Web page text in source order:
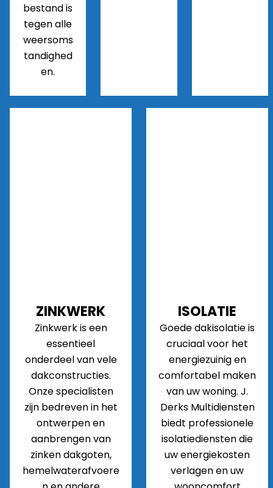
bestand is
tegen alle
weersoms
tandighed
en.
ZINKWERK
Zinkwerk is een
essentieel
onderdeel van vele
dakconstructies.
Onze specialisten
zijn bedreven in het
ontwerpen en
aanbrengen van
zinken dakgoten,
hemelwaterafvoere
ISOLATIE
Goede dakisolatie is
cruciaal voor het
energiezuinig en
comfortabel maken
van uw woning. J.
Derks Multidiensten
biedt professionele
isolatiediensten die
uw energiekosten
verlagen en uw